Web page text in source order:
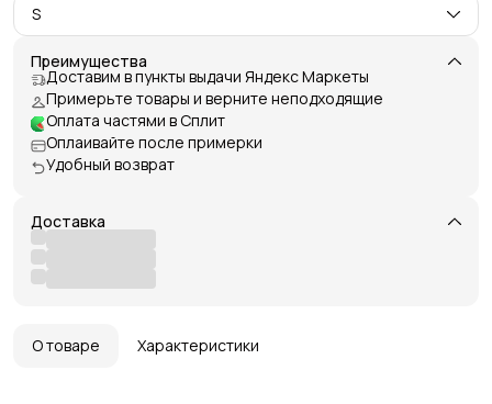
S
Преимущества
Доставим в пункты выдачи Яндекс Маркеты
Примерьте товары и верните неподходящие
Оплата частями в Сплит
Оплаивайте после примерки
Удобный возврат
Доставка
О товаре Характеристики